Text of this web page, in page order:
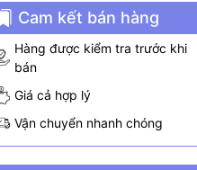
Cam kết bán hàng
Hàng được kiểm tra trước khi
bán
Giá cả hợp lý
Vận chuyển nhanh chóng